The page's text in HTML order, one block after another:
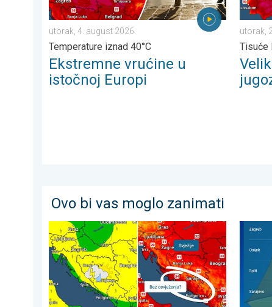
utorak, 4. august 2026.
Temperature iznad 40°C
Ekstremne vrućine u
istočnoj Europi
utorak,
Tisuće
Ovo bi vas moglo zanimati
Svježije, ne i svuda. Lokalni pljuskovi. Ponovno